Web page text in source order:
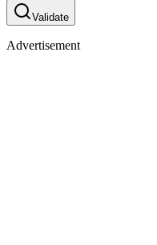
Validate
Advertisement